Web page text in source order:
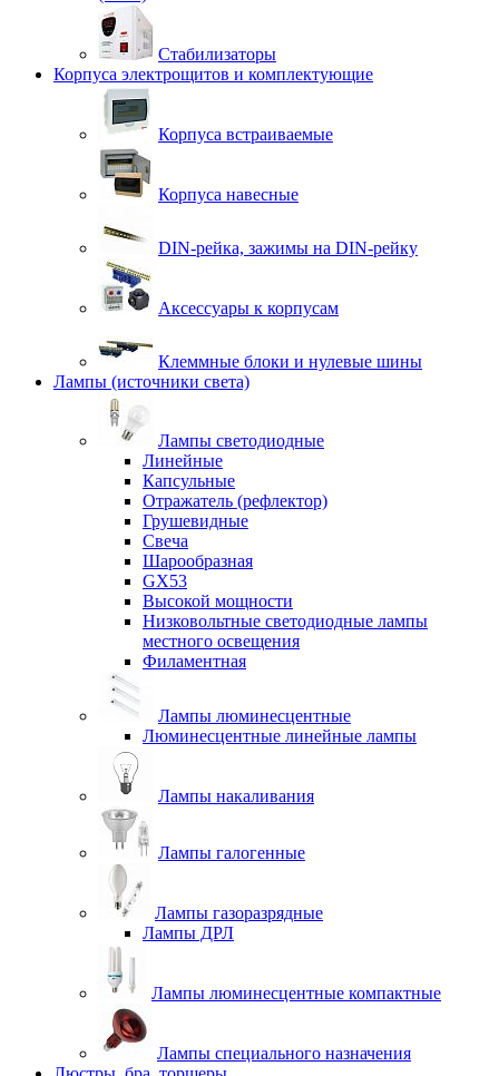
Стабилизаторы
Корпуса электрощитов и комплектующие
Корпуса встраиваемые
Корпуса навесные
DIN-рейка, зажимы на DIN-рейку
Аксессуары к корпусам
Клеммные блоки и нулевые шины
Лампы (источники света)
Лампы светодиодные
Линейные
Капсульные
Отражатель (рефлектор)
Грушевидные
Свеча
Шарообразная
GX53
Высокой мощности
Низковольтные светодиодные лампы
местного освещения
Филаментная
Лампы люминесцентные
Люминесцентные линейные лампы
Лампы накаливания
Лампы галогенные
Лампы газоразрядные
Лампы ДРЛ
Лампы люминесцентные компактные
Лампы специального назначения